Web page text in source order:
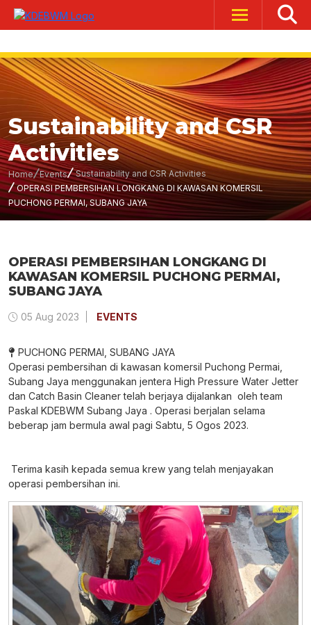
Sustainability and CSR
Activities
Home Events
Sustainability and CSR Activities
OPERASI PEMBERSIHAN LONGKANG DI KAWASAN KOMERSIL
PUCHONG PERMAI, SUBANG JAYA
OPERASI PEMBERSIHAN LONGKANG DI
KAWASAN KOMERSIL PUCHONG PERMAI,
SUBANG JAYA
05 Aug 2023 EVENTS
PUCHONG PERMAI, SUBANG JAYA
Operasi pembersihan di kawasan komersil Puchong Permai,
Subang Jaya menggunakan jentera High Pressure Water Jetter
dan Catch Basin Cleaner telah berjaya dijalankan oleh team
Paskal KDEBWM Subang Jaya . Operasi berjalan selama
beberap jam bermula awal pagi Sabtu, 5 Ogos 2023.
Terima kasih kepada semua krew yang telah menjayakan
operasi pembersihan ini.